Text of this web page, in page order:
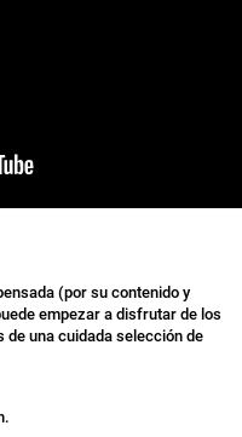
(por su contenido y
empezar a disfrutar de los
una cuidada selección de